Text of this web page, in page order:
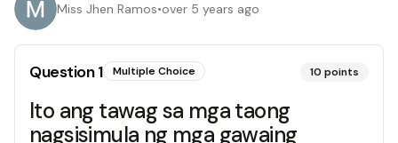
Miss Jhen Ramos•over 5 years ago
Question1 Multiple Choice 10 points
Ito ang tawag sa mga taong
nagsisimula ng mga gawaing